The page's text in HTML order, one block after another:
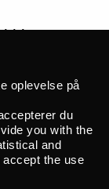
oplevelse på
du
you with the
and
accept the use
og
koncerter